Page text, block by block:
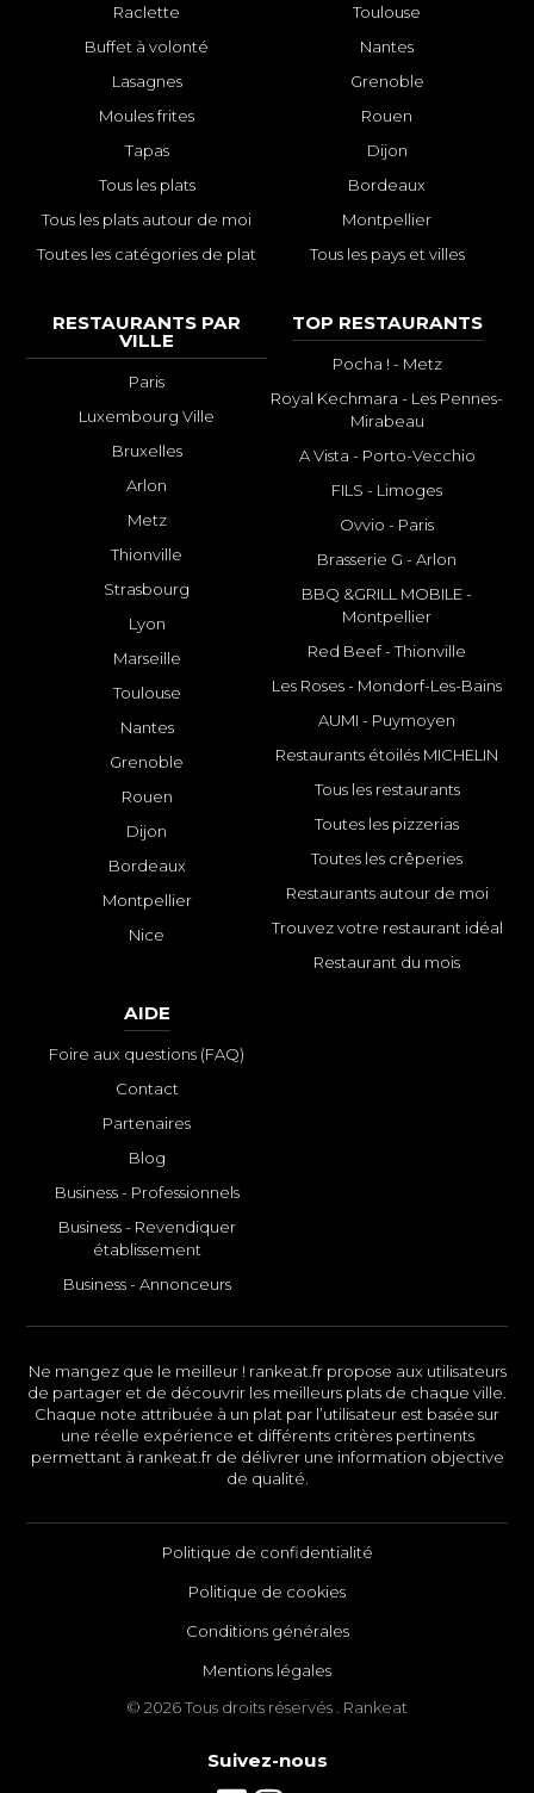
Raclette
Buffet à volonté
Lasagnes
Moules frites
Tapas
Tous les plats
Tous les plats autour de moi
Toutes les catégories de plat
Toulouse
Nantes
Grenoble
Rouen
Dijon
Bordeaux
Montpellier
Tous les pays et villes
RESTAURANTS PAR
VILLE
Paris
Luxembourg Ville
Bruxelles
Arlon
Metz
Thionville
Strasbourg
Lyon
Marseille
Toulouse
Nantes
Grenoble
Rouen
Dijon
Bordeaux
Montpellier
Nice
TOP RESTAURANTS
Pocha ! - Metz
Royal Kechmara - Les Pennes-
Mirabeau
A Vista - Porto-Vecchio
FILS - Limoges
Ovvio - Paris
Brasserie G - Arlon
BBQ &GRILL MOBILE -
Montpellier
Red Beef - Thionville
Les Roses - Mondorf-Les-Bains
AUMI - Puymoyen
Restaurants étoilés MICHELIN
Tous les restaurants
Toutes les pizzerias
Toutes les crêperies
Restaurants autour de moi
Trouvez votre restaurant idéal
Restaurant du mois
AIDE
Foire aux questions (FAQ)
Contact
Partenaires
Blog
Business - Professionnels
Business - Revendiquer
établissement
Business - Annonceurs
Ne mangez que le meilleur ! rankeat.fr propose aux utilisateurs
de partager et de découvrir les meilleurs plats de chaque ville.
Chaque note attribuée à un plat par l’utilisateur est basée sur
une réelle expérience et différents critères pertinents
permettant à rankeat.fr de délivrer une information objective
de qualité.
Politique de confidentialité
Politique de cookies
Conditions générales
Mentions légales
© 2026 Tous droits réservés . Rankeat
Suivez-nous